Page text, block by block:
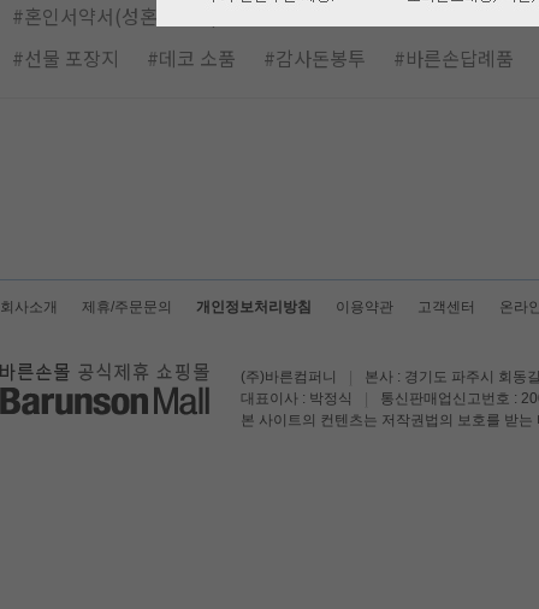
#혼인서약서(성혼선언문)
#선물 포장지
#데코 소품 #감사돈봉투 #바른손답례품
회사소개 제휴/주문문의 개인정보처리방침 이용약관 고객센터 온라
(주)바른컴퍼니
본사 : 경기도 파주시 회동
대표이사 : 박정식
통신판매업신고번호 :
본 사이트의 컨텐츠는 저작권법의 보호를 받